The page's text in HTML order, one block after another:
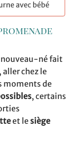
avec bébé
nouveau-né fait
aller chez le
moments de
, certains
et le siège